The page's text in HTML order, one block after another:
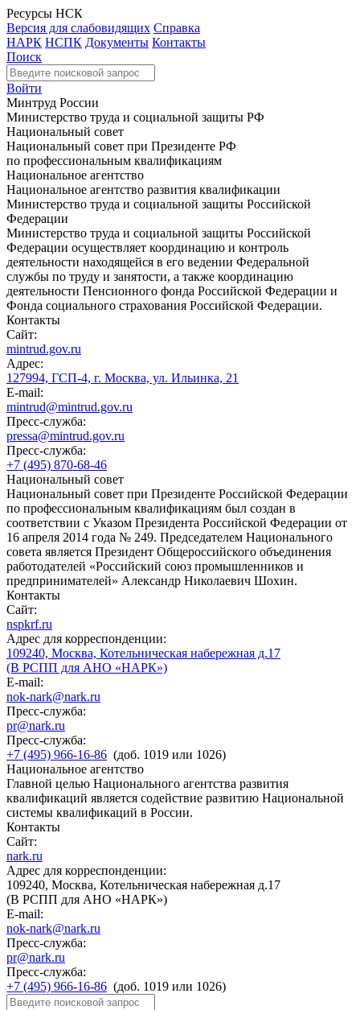
Ресурсы НСК
Версия для слабовидящих Справка
НАРК НСПК Документы Контакты
Поиск
Войти
Минтруд России
Министерство труда и социальной защиты РФ
Национальный совет
Национальный совет при Президенте РФ
по профессиональным квалификациям
Национальное агентство
Национальное агентство развития квалификации
Министерство труда и социальной защиты Российской
Федерации
Министерство труда и социальной защиты Российской
Федерации осуществляет координацию и контроль
деятельности находящейся в его ведении Федеральной
службы по труду и занятости, а также координацию
деятельности Пенсионного фонда Российской Федерации и
Фонда социального страхования Российской Федерации.
Контакты
Сайт:
mintrud.gov.ru
Адрес:
127994, ГСП-4, г. Москва, ул. Ильинка, 21
E-mail:
mintrud@mintrud.gov.ru
Пресс-служба:
pressa@mintrud.gov.ru
Пресс-служба:
+7 (495) 870-68-46
Национальный совет
Национальный совет при Президенте Российской Федерации
по профессиональным квалификациям был создан в
соответствии с Указом Президента Российской Федерации от
16 апреля 2014 года № 249. Председателем Национального
совета является Президент Общероссийского объединения
работодателей «Российский союз промышленников и
предпринимателей» Александр Николаевич Шохин.
Контакты
Сайт:
nspkrf.ru
Адрес для корреспонденции:
109240, Москва, Котельническая набережная д.17
(В РСПП для АНО «НАРК»)
E-mail:
nok-nark@nark.ru
Пресс-служба:
pr@nark.ru
Пресс-служба:
+7 (495) 966-16-86 (доб. 1019 или 1026)
Национальное агентство
Главной целью Национального агентства развития
квалификаций является содействие развитию Национальной
системы квалификаций в России.
Контакты
Сайт:
nark.ru
Адрес для корреспонденции:
109240, Москва, Котельническая набережная д.17
(В РСПП для АНО «НАРК»)
E-mail:
nok-nark@nark.ru
Пресс-служба:
pr@nark.ru
Пресс-служба:
+7 (495) 966-16-86 (доб. 1019 или 1026)